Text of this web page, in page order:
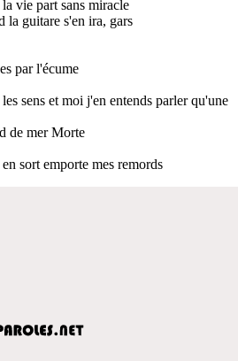
vie part sans miracle
la guitare s'en ira, gars
par l'écume
sens et moi j'en entends parler qu'une
de mer Morte
sort emporte mes remords